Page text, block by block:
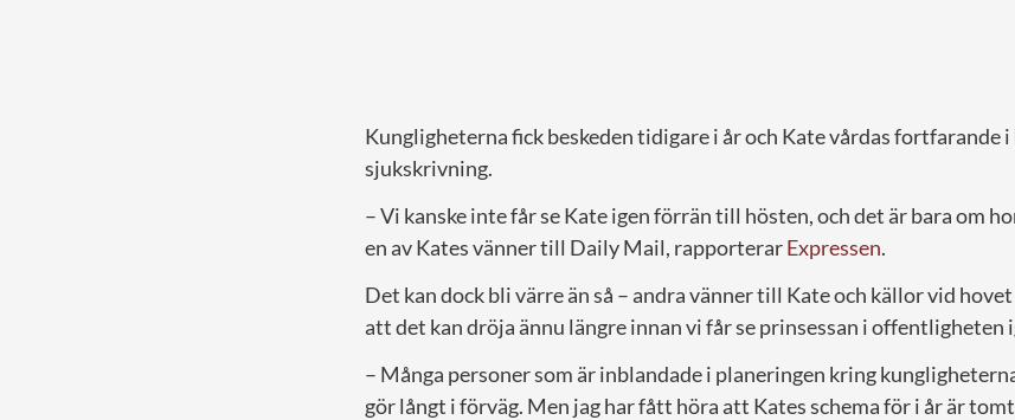
Kungligheterna fick beskeden tidigare i år och Kate vårdas fortfarande
sjukskrivning.
– Vi kanske inte får se Kate igen förrän till hösten, och det är bara om
en av Kates vänner till Daily Mail, rapporterarExpressen.
Det kan dock bli värre än så – andra vänner till Kate och källor vid
att det kan dröja ännu längre innan vi får se prinsessan i offentligheten
– Många personer som är inblandade i planeringen kring
gör långt i förväg. Men jag har fått höra att Kates schema för i år är